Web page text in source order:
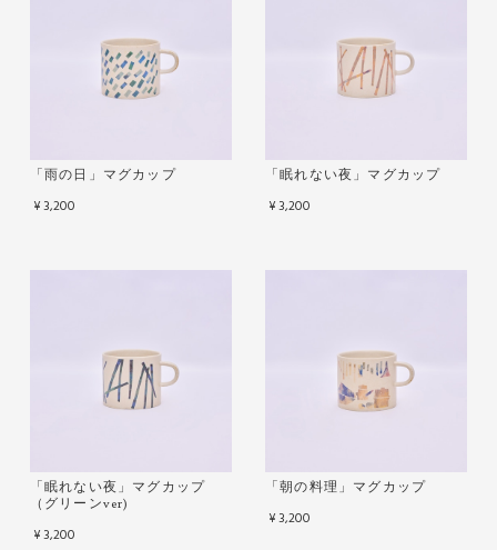
「雨の日」マグカップ
¥3,200
「眠れない夜」マグカップ
¥3,200
「眠れない夜」マグカップ
（グリーンver)
¥3,200
「朝の料理」マグカップ
¥3,200